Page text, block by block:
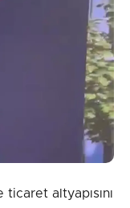
ticaret altyapısını